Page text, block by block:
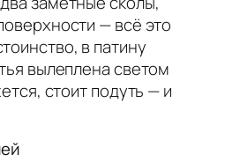
— всё это
в патину
вылеплена светом
стоит подуть — и